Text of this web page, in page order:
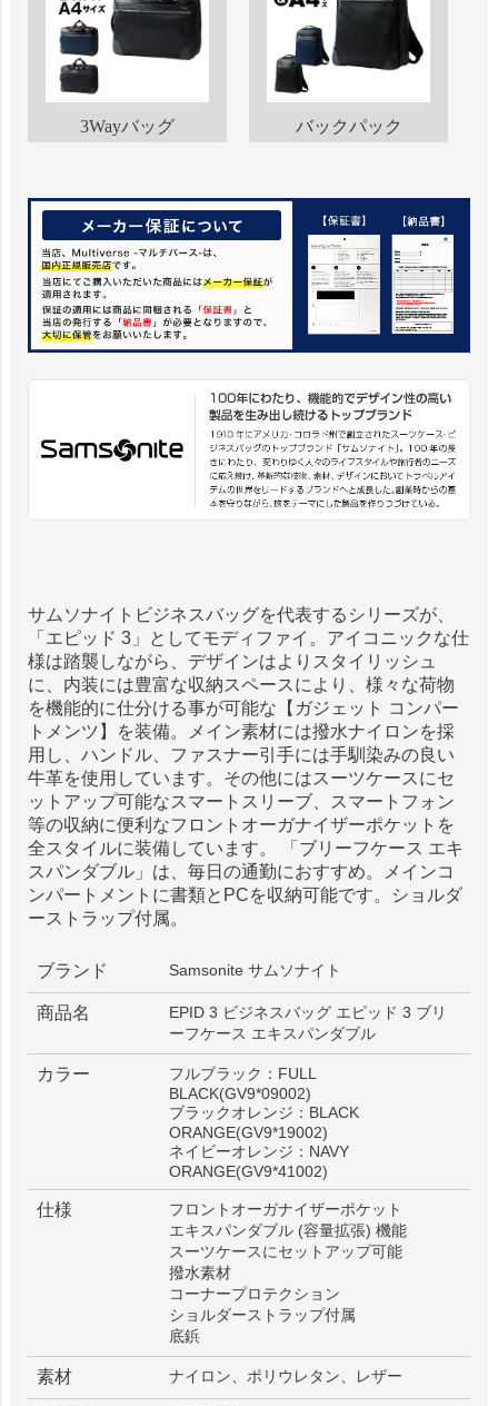
3Wayバッグ バックパック
サムソナイトビジネスバッグを代表するシリーズが、
「エピッド 3」としてモディファイ。アイコニックな仕
様は踏襲しながら、デザインはよりスタイリッシュ
に、内装には豊富な収納スペースにより、様々な荷物
を機能的に仕分ける事が可能な【ガジェット コンパー
トメンツ】を装備。メイン素材には撥水ナイロンを採
用し、ハンドル、ファスナー引手には手馴染みの良い
牛革を使用しています。その他にはスーツケースにセ
ットアップ可能なスマートスリーブ、スマートフォン
等の収納に便利なフロントオーガナイザーポケットを
全スタイルに装備しています。 「ブリーフケース エキ
スパンダブル」は、毎日の通勤におすすめ。メインコ
ンパートメントに書類とPCを収納可能です。ショルダ
ーストラップ付属。
ブランド Samsonite サムソナイト
商品名
EPID 3 ビジネスバッグ エピッド 3 ブリ
ーフケース エキスパンダブル
カラー
フルブラック：FULL
BLACK(GV9*09002)
ブラックオレンジ：BLACK
ORANGE(GV9*19002)
ネイビーオレンジ：NAVY
ORANGE(GV9*41002)
仕様
フロントオーガナイザーポケット
エキスパンダブル (容量拡張) 機能
スーツケースにセットアップ可能
撥水素材
コーナープロテクション
ショルダーストラップ付属
底鋲
素材 ナイロン、ポリウレタン、レザー